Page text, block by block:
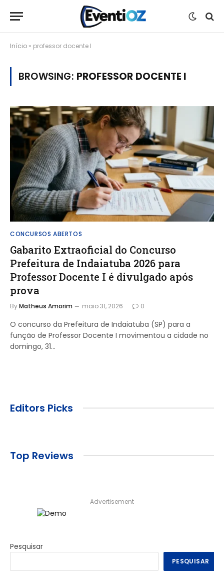
Início » professor docente I
BROWSING: PROFESSOR DOCENTE I
CONCURSOS ABERTOS
Gabarito Extraoficial do Concurso
Prefeitura de Indaiatuba 2026 para
Professor Docente I é divulgado após
prova
ByMatheus Amorim maio 31, 2026 0
O concurso da Prefeitura de Indaiatuba (SP) para a
função de Professor Docente I movimentou a cidade no
domingo, 31…
Editors Picks
Top Reviews
Advertisement
Pesquisar
PESQUISAR